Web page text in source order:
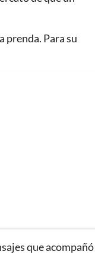
prenda. Para su
que